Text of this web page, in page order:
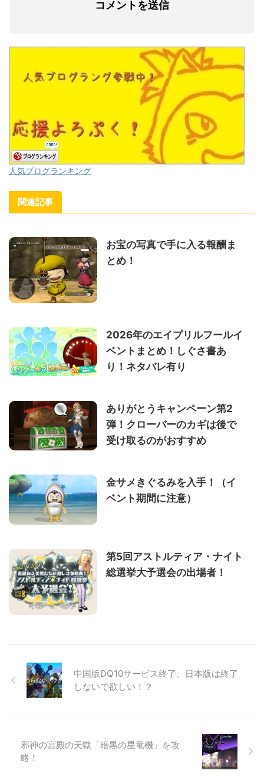
人気ブログランキング
関連記事
お宝の写真で手に入る報酬ま
とめ！
2026年のエイプリルフールイ
ベントまとめ！しぐさ書あ
り！ネタバレ有り
ありがとうキャンペーン第2
弾！クローバーのカギは後で
受け取るのがおすすめ
金サメきぐるみを入手！（イ
ベント期間に注意）
第5回アストルティア・ナイト
総選挙大予選会の出場者！
中国版DQ10サービス終了、日本版は終了
しないで欲しい！？
邪神の宮殿の天獄「暗黒の星竜機」を攻
略！